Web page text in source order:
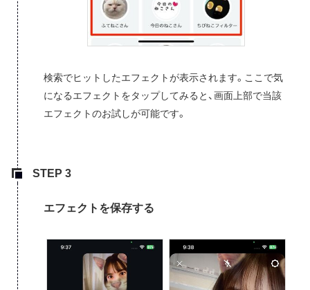
検索でヒットしたエフェクトが表示されます。ここで気
になるエフェクトをタップしてみると、画面上部で当該
エフェクトのお試しが可能です。
エフェクトを保存する